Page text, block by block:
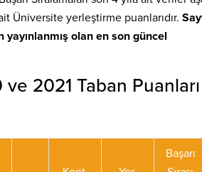
Üniversite yerleştirme puanlarıdır.
yayınlanmış olan en son güncel
ve 2021 Taban
Başarı